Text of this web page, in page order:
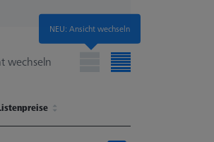
wechseln
Tastelement
NEU: Ansicht wechseln